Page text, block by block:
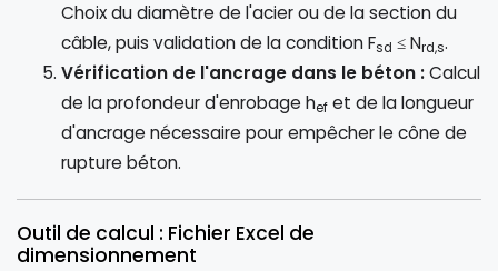
Choix du diamètre de l'acier ou de la section du
câble, puis validation de la condition Fsd ≤ Nrd,s.
Vérification de l'ancrage dans le béton :Calcul
de la profondeur d'enrobage hef et de la longueur
d'ancrage nécessaire pour empêcher le cône de
rupture béton.
Outil de calcul : Fichier Excel de
dimensionnement